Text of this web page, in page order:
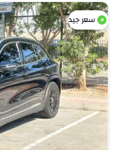
سعر جيد